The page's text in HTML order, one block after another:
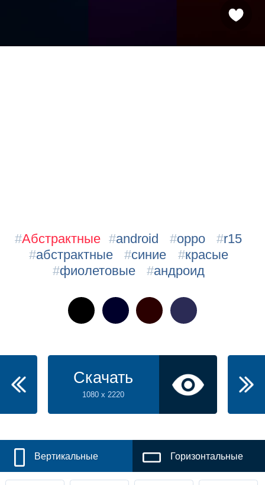
#Абстрактные #android #oppo #r15
#абстрактные #синие #красые
#фиолетовые #андроид
Скачать
1080 x 2220
Вертикальные Горизонтальные